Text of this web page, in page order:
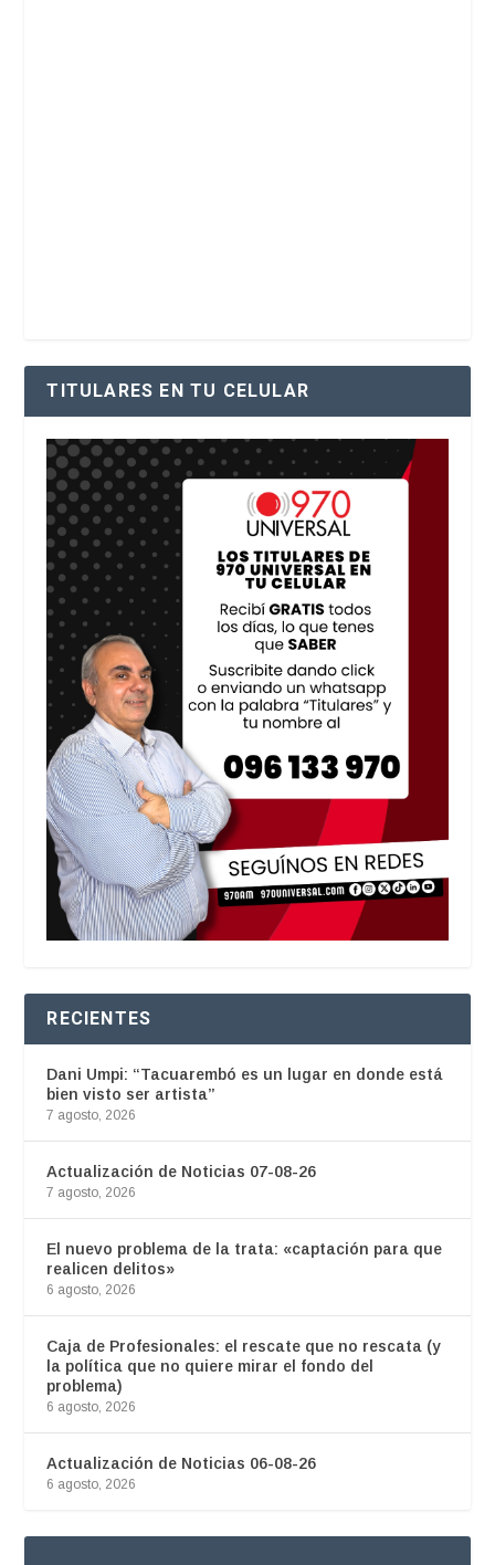
TITULARES EN TU CELULAR
RECIENTES
Dani Umpi: “Tacuarembó es un lugar en donde está
bien visto ser artista”
7 agosto, 2026
Actualización de Noticias 07-08-26
7 agosto, 2026
El nuevo problema de la trata: «captación para que
realicen delitos»
6 agosto, 2026
Caja de Profesionales: el rescate que no rescata (y
la política que no quiere mirar el fondo del
problema)
6 agosto, 2026
Actualización de Noticias 06-08-26
6 agosto, 2026